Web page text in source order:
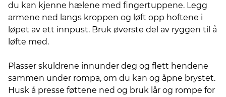
du kan kjenne hælene med fingertuppene. Legg
armene ned langs kroppen og løft opp hoftene i
løpet av ett innpust. Bruk øverste del av ryggen til å
løfte med.
Plasser skuldrene innunder deg og flett hendene
sammen under rompa, om du kan og åpne brystet.
Husk å presse føttene ned og bruk lår og rompe for